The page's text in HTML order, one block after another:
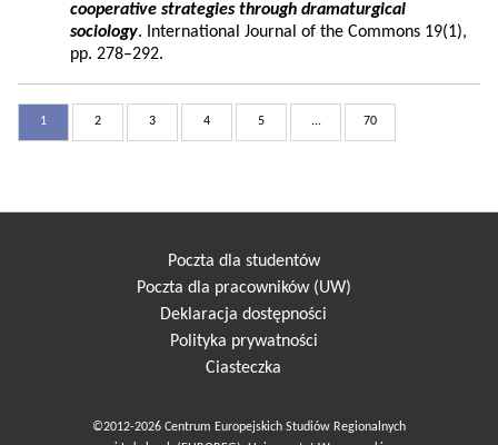
cooperative strategies through dramaturgical
sociology. International Journal of the Commons 19(1),
pp. 278–292.
1 2 3 4 5 ... 70
Poczta dla studentów
Poczta dla pracowników (UW)
Deklaracja dostępności
Polityka prywatności
Ciasteczka
©2012-2026 Centrum Europejskich Studiów Regionalnych